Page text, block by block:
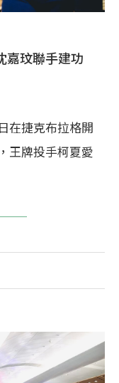
嘉玟聯手建功
在捷克布拉格開
王牌投手柯夏愛